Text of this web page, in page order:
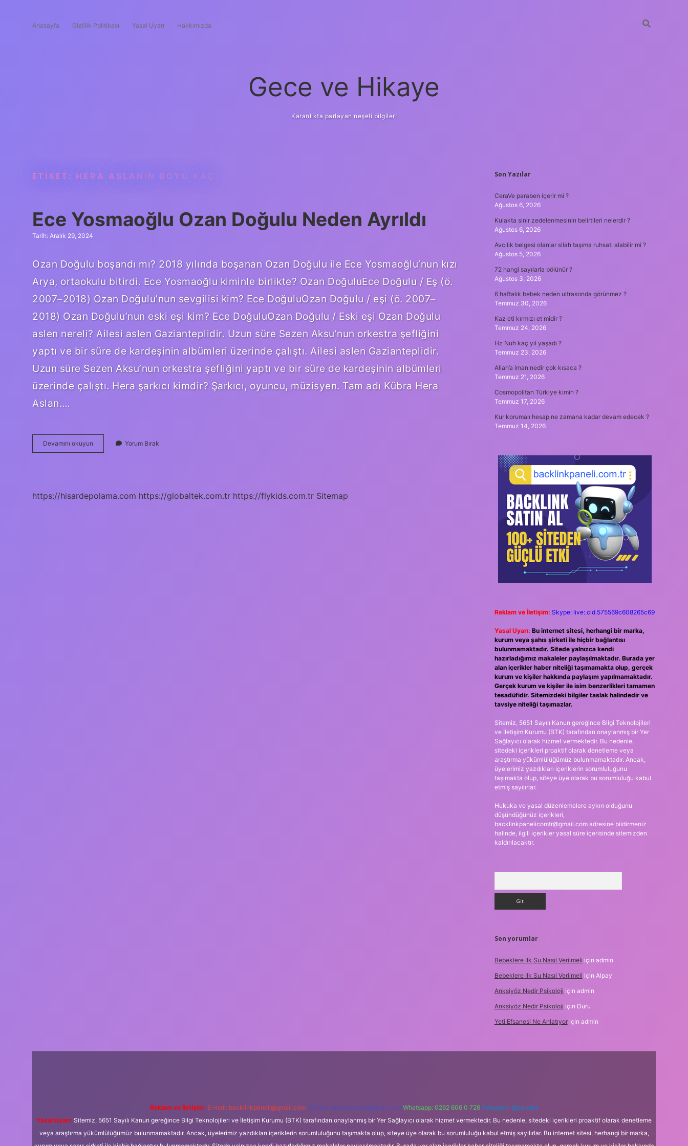
Anasayfa Gizlilik Politikası Yasal Uyarı Hakkımızda
Gece ve Hikaye
Karanlıkta parlayan neşeli bilgiler!
ETIKET: HERA ASLANIN BOYU KAÇ
Ece Yosmaoğlu Ozan Doğulu Neden Ayrıldı
Tarih: Aralık 29, 2024
Ozan Doğulu boşandı mı? 2018 yılında boşanan Ozan Doğulu ile Ece Yosmaoğlu’nun kızı
Arya, ortaokulu bitirdi. Ece Yosmaoğlu kiminle birlikte? Ozan DoğuluEce Doğulu / Eş (ö.
2007–2018) Ozan Doğulu’nun sevgilisi kim? Ece DoğuluOzan Doğulu / eşi (ö. 2007–
2018) Ozan Doğulu’nun eski eşi kim? Ece DoğuluOzan Doğulu / Eski eşi Ozan Doğulu
aslen nereli? Ailesi aslen Gazianteplidir. Uzun süre Sezen Aksu’nun orkestra şefliğini
yaptı ve bir süre de kardeşinin albümleri üzerinde çalıştı. Ailesi aslen Gazianteplidir.
Uzun süre Sezen Aksu’nun orkestra şefliğini yaptı ve bir süre de kardeşinin albümleri
üzerinde çalıştı. Hera şarkıcı kimdir? Şarkıcı, oyuncu, müzisyen. Tam adı Kübra Hera
Aslan.…
Devamını okuyun
Yosmaoğlu
Yorum Bırak
https://hisardepolama.com https://globaltek.com.tr https://flykids.com.tr Sitemap
SIDEBAR
Son Yazılar
CeraVe paraben içerir mi ?
Ağustos 6, 2026
Kulakta sinir zedelenmesinin belirtileri nelerdir ?
Ağustos 6, 2026
Avcılık belgesi olanlar silah taşıma ruhsatı alabilir mi ?
Ağustos 5, 2026
72 hangi sayılarla bölünür ?
Ağustos 3, 2026
6 haftalık bebek neden ultrasonda görünmez ?
Temmuz 30, 2026
Kaz eti kırmızı et midir ?
Temmuz 24, 2026
Hz Nuh kaç yıl yaşadı ?
Temmuz 23, 2026
Allah’a iman nedir çok kısaca ?
Temmuz 21, 2026
Cosmopolitan Türkiye kimin ?
Temmuz 17, 2026
Kur korumalı hesap ne zamana kadar devam edecek ?
Temmuz 14, 2026
Reklam ve İletişim: Skype: live:.cid.575569c608265c69
Yasal Uyarı: Bu internet sitesi, herhangi bir marka,
kurum veya şahıs şirketi ile hiçbir bağlantısı
bulunmamaktadır. Sitede yalnızca kendi
hazırladığımız makaleler paylaşılmaktadır. Burada yer
alan içerikler haber niteliği taşımamakta olup, gerçek
kurum ve kişiler hakkında paylaşım yapılmamaktadır.
Gerçek kurum ve kişiler ile isim benzerlikleri tamamen
tesadüfidir. Sitemizdeki bilgiler taslak halindedir ve
tavsiye niteliği taşımazlar.
Sitemiz, 5651 Sayılı Kanun gereğince Bilgi Teknolojileri
ve İletişim Kurumu (BTK) tarafından onaylanmış bir Yer
Sağlayıcı olarak hizmet vermektedir. Bu nedenle,
sitedeki içerikleri proaktif olarak denetleme veya
araştırma yükümlülüğümüz bulunmamaktadır. Ancak,
üyelerimiz yazdıkları içeriklerin sorumluluğunu
taşımakta olup, siteye üye olarak bu sorumluluğu kabul
etmiş sayılırlar.
Hukuka ve yasal düzenlemelere aykırı olduğunu
düşündüğünüz içerikleri,
backlinkpanelicomtr@gmail.comadresine bildirmeniz
halinde, ilgili içerikler yasal süre içerisinde sitemizden
kaldırılacaktır.
Son yorumlar
Bebeklere Ilk Su Nasıl Verilmeli için admin
Bebeklere Ilk Su Nasıl Verilmeli için Alpay
Anksiyöz Nedir Psikoloji için admin
Anksiyöz Nedir Psikoloji için Duru
Yeti Efsanesi Ne Anlatıyoriçin admin
Reklam ve İletişim: E-mail: backlinkpaneli@gmail.com Teams: forumhizmeti@gmail.com Whatsapp: 0262 606 0 726 Telegram: @karabul
Yasal Uyarı: Sitemiz, 5651 Sayılı Kanun gereğince Bilgi Teknolojileri ve İletişim Kurumu (BTK) tarafından onaylanmış bir Yer Sağlayıcı olarak hizmet vermektedir. Bu nedenle, sitedeki içerikleri proaktif olarak denetleme
veya araştırma yükümlülüğümüz bulunmamaktadır. Ancak, üyelerimiz yazdıkları içeriklerin sorumluluğunu taşımakta olup, siteye üye olarak bu sorumluluğu kabul etmiş sayılırlar. Bu internet sitesi, herhangi bir marka,